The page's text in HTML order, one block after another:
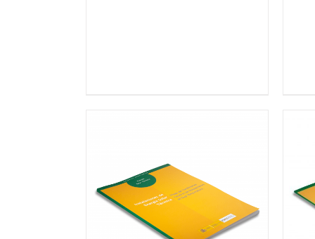
AÑADIR AL CARRITO